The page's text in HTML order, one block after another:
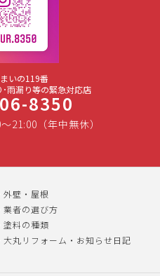
いの119番
雨漏り等の緊急対応店
8350
21:00（年中無休）
外壁・屋根
業者の選び方
塗料の種類
大丸リフォーム・お知らせ日記